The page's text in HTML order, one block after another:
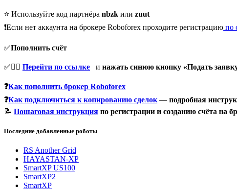
⭐️ Используйте код партнёра nbzk или zuut
❗️Если нет аккаунта на брокере Roboforex проходите регистрацию по
✅Пополнить счёт
✅👉🏻 Перейти по ссылке и нажать синюю кнопку «Подать
❓Как пополнить брокер Roboforex
❓Как подключиться к копированию сделок— подробная
📝 Пошаговая инструкция по регистрации и созданию счёта на
Последние добавленные роботы
RS Another Grid
HAYASTAN-XP
SmartXP US100
SmartXP2
SmartXP